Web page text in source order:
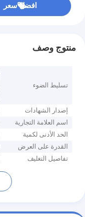
افضل سعر
منتوج وصف
تسليط الضوء
إصدار الشهادات
اسم العلامة التجارية
الحد الأدنى لكمية
القدرة على العرض
تفاصيل التغليف